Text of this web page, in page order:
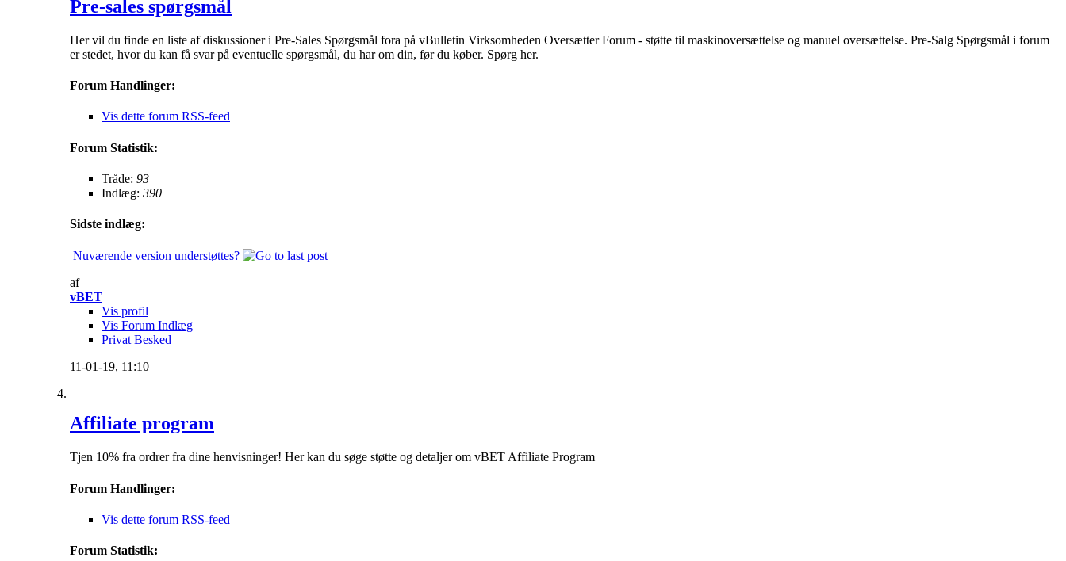
Pre-sales spørgsmål
Her vil du finde en liste af diskussioner i Pre-Sales Spørgsmål fora på vBulletin Virksomheden Oversætter Forum - støtte til maskinoversættelse og manuel oversættelse. Pre-Salg Spørgsmål i forum
er stedet, hvor du kan få svar på eventuelle spørgsmål, du har om din, før du køber. Spørg her.
Forum Handlinger:
Vis dette forum RSS-feed
Forum Statistik:
Tråde: 93
Indlæg: 390
Sidste indlæg:
Nuværende version understøttes?
af
vBET
Vis profil
Vis Forum Indlæg
Privat Besked
11-01-19, 11:10
Affiliate program
Tjen 10% fra ordrer fra dine henvisninger! Her kan du søge støtte og detaljer om vBET Affiliate Program
Forum Handlinger:
Vis dette forum RSS-feed
Forum Statistik: